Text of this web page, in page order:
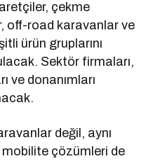
çekme
off-road karavanlar ve
ürün gruplarını
Sektör firmaları,
ve donanımları
değil, aynı
çözümleri de